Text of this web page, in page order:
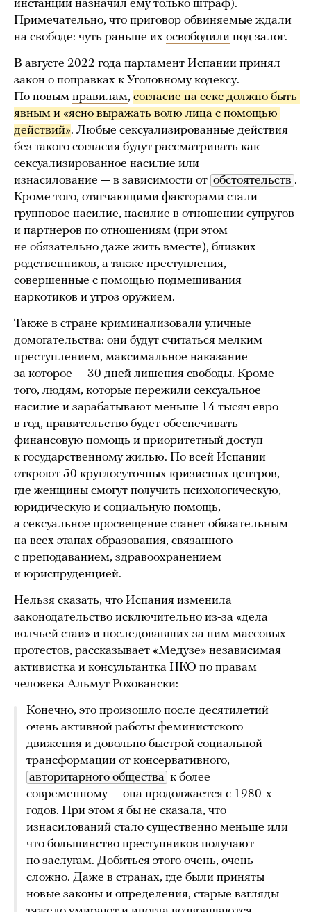
инстанции назначил ему только штраф).
Примечательно, что приговор обвиняемые ждали
на свободе: чуть раньше их освободили под залог.
В августе 2022 года парламент Испании принял
закон о поправках к Уголовному кодексу.
По новым правилам, согласие на секс должно быть
явным и «ясно выражать волю лица с помощью
действий». Любые сексуализированные действия
без такого согласия будут рассматривать как
сексуализированное насилие или
изнасилование — в зависимости от обстоятельств .
Кроме того, отягчающими факторами стали
групповое насилие, насилие в отношении супругов
и партнеров по отношениям (при этом
не обязательно даже жить вместе), близких
родственников, а также преступления,
совершенные с помощью подмешивания
наркотиков и угроз оружием.
Также в стране криминализовали уличные
домогательства: они будут считаться мелким
преступлением, максимальное наказание
за которое — 30 дней лишения свободы. Кроме
того, людям, которые пережили сексуальное
насилие и зарабатывают меньше 14 тысяч евро
в год, правительство будет обеспечивать
финансовую помощь и приоритетный доступ
к государственному жилью. По всей Испании
откроют 50 круглосуточных кризисных центров,
где женщины смогут получить психологическую,
юридическую и социальную помощь,
а сексуальное просвещение станет обязательным
на всех этапах образования, связанного
с преподаванием, здравоохранением
и юриспруденцией.
Нельзя сказать, что Испания изменила
законодательство исключительно из-за «дела
волчьей стаи» и последовавших за ним массовых
протестов, рассказывает «Медузе» независимая
активистка и консультантка НКО по правам
человека Альмут Роховански:
Конечно, это произошло после десятилетий
очень активной работы феминистского
движения и довольно быстрой социальной
трансформации от консервативного,
авторитарного общества к более
современному — она продолжается с 1980-х
годов. При этом я бы не сказала, что
изнасилований стало существенно меньше или
что большинство преступников получают
по заслугам. Добиться этого очень, очень
сложно. Даже в странах, где были приняты
новые законы и определения, старые взгляды